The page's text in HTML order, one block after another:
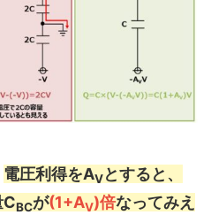
電圧利得をAVとすると、
CBCが(1+AV)倍なってみえ